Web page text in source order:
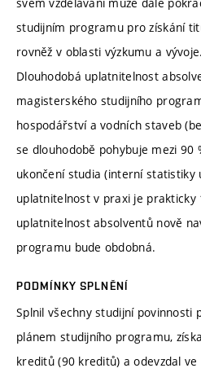
studijním programu pro získání
rovněž v oblasti výzkumu a vývoje.
Dlouhodobá uplatnitelnost
magisterského studijního
hospodářství a vodních staveb
se dlouhodobě pohybuje mezi 90
ukončení studia (interní statistiky
uplatnitelnost v praxi je prakticky
uplatnitelnost absolventů nově
programu bude obdobná.
PODMÍNKY SPLNĚNÍ
Splnil všechny studijní povinnosti
plánem studijního programu,
kreditů (90 kreditů) a odevzdal